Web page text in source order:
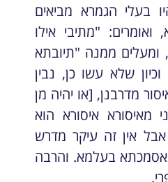
בעלי הגמרא מביאים
ואומרים: "מתיבי אילו
ומעלים ממנה "תיובתא
שלא עשו כן, נבין
מדרבנן, [או יהיה מן
מאיסורא איסורא הוא
אבל אין זה עיקר מדרש
בעלמא. והרבה